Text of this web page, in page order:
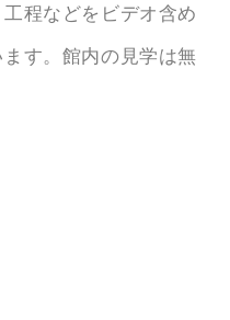
程などをビデオ含め
す。館内の見学は無